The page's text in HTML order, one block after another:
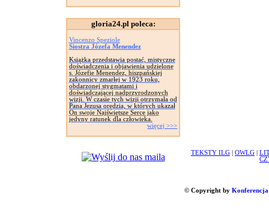
gloria24.pl poleca:
Vincenzo Speziole
Siostra Józefa Menendez
Książka przedstawia postać, mistyczne
doświadczenia i objawienia udzielone
s. Józefie Menendez, hiszpańskiej
zakonnicy zmarłej w 1923 roku,
obdarzonej stygmatami i
doświadczającej nadprzyrodzonych
wizji. W czasie tych wizji otrzymała od
Pana Jezusa orędzia, w których ukazał
On swoje Najświętsze Serce jako
jedyny ratunek dla człowieka.
więcej >>>
TEKSTY ILG OWLG
© Copyright by Konferencja